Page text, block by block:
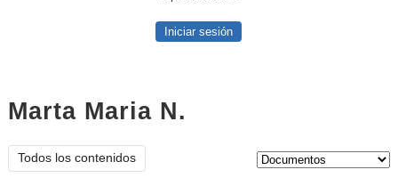
Iniciar sesión
Marta Maria N.
Todos los contenidos